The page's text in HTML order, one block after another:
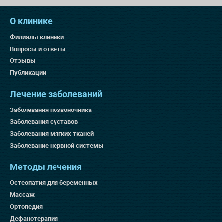
О клинике
Филиалы клиники
Вопросы и ответы
Отзывы
Публикации
Лечение заболеваний
Заболевания позвоночника
Заболевания суставов
Заболевания мягких тканей
Заболевание нервной системы
Методы лечения
Остеопатия для беременных
Массаж
Ортопедия
Дефанотерапия